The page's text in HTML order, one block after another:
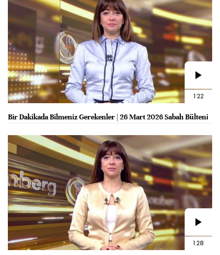
1:22
Bir Dakikada Bilmeniz Gerekenler | 26 Mart 2026 Sabah Bülteni
1:28